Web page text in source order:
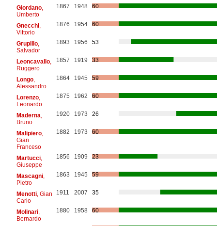
Giordano,
Umberto
1867 1948 60
Gnecchi,
Vittorio
1876 1954 60
Grupillo,
Salvador
1893 1956 53
Leoncavallo,
Ruggero
1857 1919 33
Longo,
Alessandro
1864 1945 59
Lorenzo,
Leonardo
1875 1962 60
Maderna
Bruno
1920 1973 26
Malipiero,
Gian
Franceso
1882 1973 60
Martucci,
Giuseppe
1856 1909 23
Mascagni,
Pietro
1863 1945 59
Menotti, Gian
Carlo
1911 2007 35
Molinari,
Bernardo
1880 1958 60